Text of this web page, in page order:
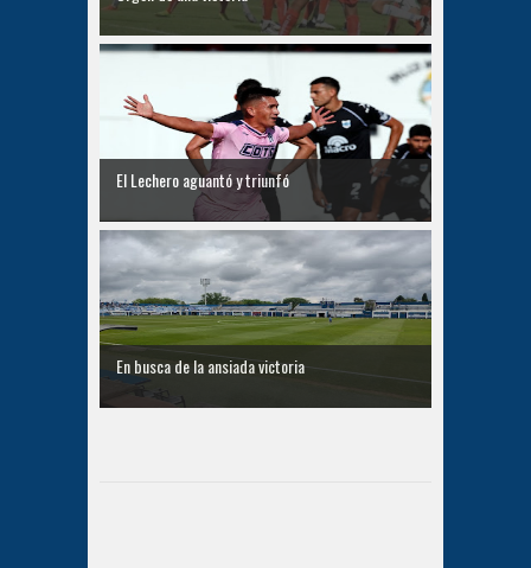
El Lechero aguantó y triunfó
En busca de la ansiada victoria